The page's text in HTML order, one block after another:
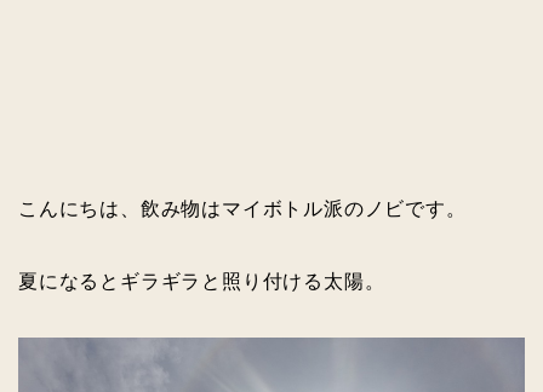
こんにちは、飲み物はマイボトル派のノビです。
夏になるとギラギラと照り付ける太陽。